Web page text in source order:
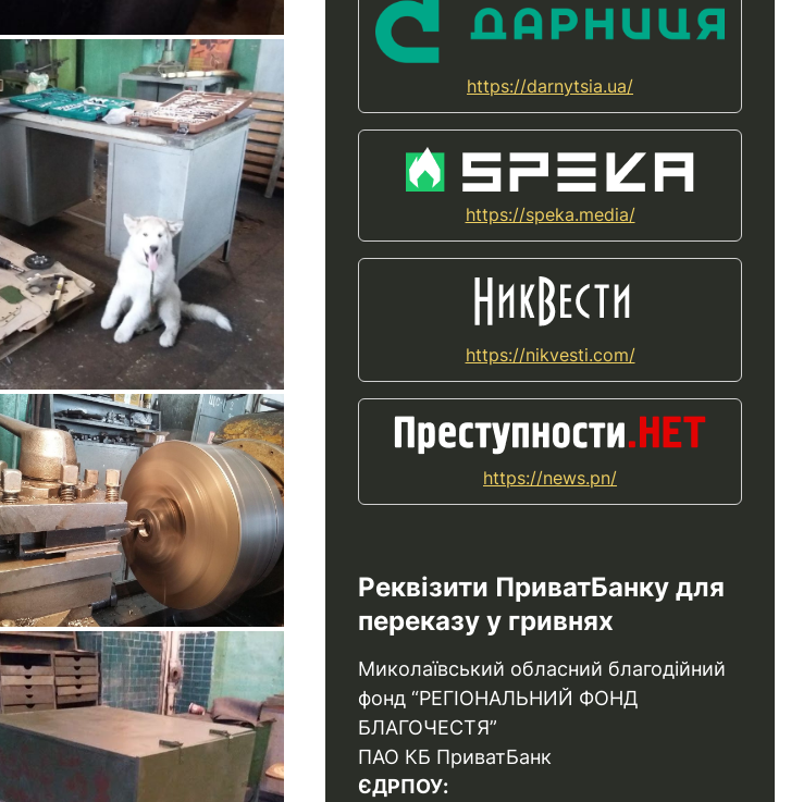
https://darnytsia.ua/
https://speka.media/
https://nikvesti.com/
https://news.pn/
Реквізити ПриватБанку для
переказу у гривнях
Миколаївський обласний благодійний
фонд “РЕГІОНАЛЬНИЙ ФОНД
БЛАГОЧЕСТЯ”
ПАО КБ ПриватБанк
ЄДРПОУ: